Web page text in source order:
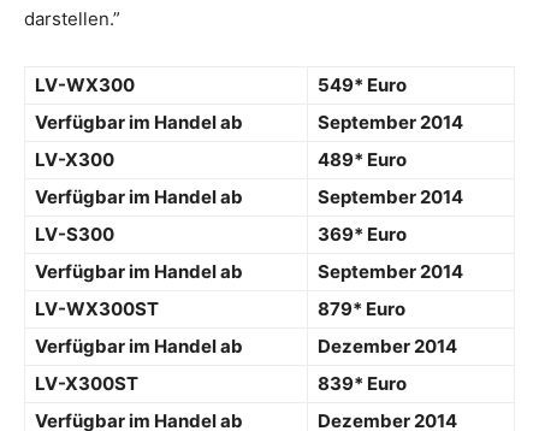
darstellen.”
LV-WX300
549* Euro
Verfügbar im Handel ab
September 2014
LV-X300
489* Euro
Verfügbar im Handel ab
September 2014
LV-S300
369* Euro
Verfügbar im Handel ab
September 2014
LV-WX300ST
879* Euro
Verfügbar im Handel ab
Dezember 2014
LV-X300ST
839* Euro
Verfügbar im Handel ab
Dezember 2014